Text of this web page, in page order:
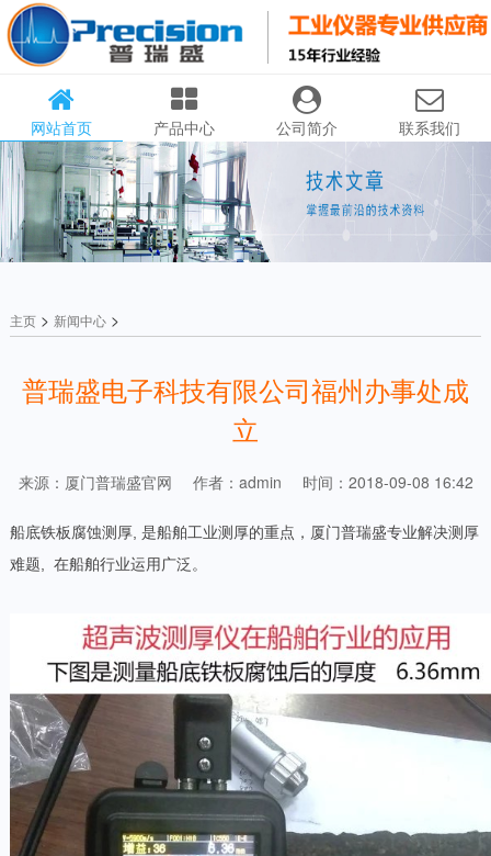
网站首页 产品中心 公司简介 联系我们
主页> 新闻中心>
普瑞盛电子科技有限公司福州办事处成
立
来源：厦门普瑞盛官网 作者：admin 时间：2018-09-08 16:42
船底铁板腐蚀测厚, 是船舶工业测厚的重点，厦门普瑞盛专业解决测厚
难题, 在船舶行业运用广泛。